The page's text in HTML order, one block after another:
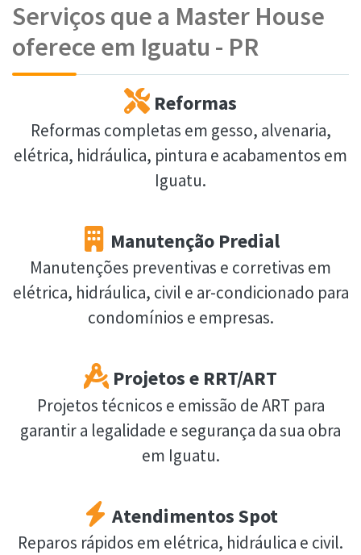
Serviços que a Master House
oferece em Iguatu - PR
Reformas
Reformas completas em gesso, alvenaria,
elétrica, hidráulica, pintura e acabamentos em
Iguatu.
Manutenção Predial
Manutenções preventivas e corretivas em
elétrica, hidráulica, civil e ar-condicionado para
condomínios e empresas.
Projetos e RRT/ART
Projetos técnicos e emissão de ART para
garantir a legalidade e segurança da sua obra
em Iguatu.
Atendimentos Spot
Reparos rápidos em elétrica, hidráulica e civil.